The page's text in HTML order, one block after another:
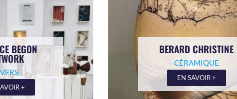
BEGON
+
BERARD CHRISTINE
CÉRAMIQUE
EN SAVOIR +